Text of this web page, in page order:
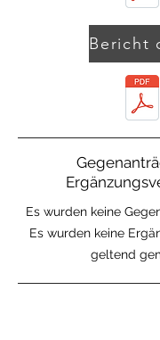
Es wurden keine
Es wurden keine
geltend